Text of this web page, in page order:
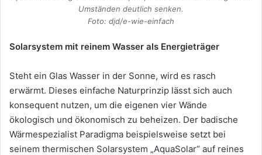
Umständen deutlich senken.
Foto: djd/e-wie-einfach
Solarsystem mit reinem Wasser als Energieträger
Steht ein Glas Wasser in der Sonne, wird es rasch
erwärmt. Dieses einfache Naturprinzip lässt sich auch
konsequent nutzen, um die eigenen vier Wände
ökologisch und ökonomisch zu beheizen. Der badische
Wärmespezialist Paradigma beispielsweise setzt bei
seinem thermischen Solarsystem „AquaSolar“ auf reines